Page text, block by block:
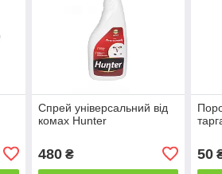
Спрей універсальний від
комах Hunter
480₴ 50